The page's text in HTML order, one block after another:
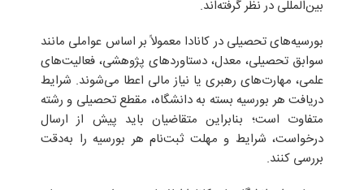
بین‌المللی در نظر گرفته‌اند.
بورسیه‌های تحصیلی در کانادا معمولاً بر اساس عواملی مانند
سوابق تحصیلی، معدل، دستاوردهای پژوهشی، فعالیت‌های
علمی، مهارت‌های رهبری یا نیاز مالی اعطا می‌شوند. شرایط
دریافت هر بورسیه بسته به دانشگاه، مقطع تحصیلی و رشته
متفاوت است؛ بنابراین متقاضیان باید پیش از ارسال
درخواست، شرایط و مهلت ثبت‌نام هر بورسیه را به‌دقت
بررسی کنند.